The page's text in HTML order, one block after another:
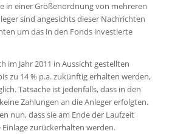
in einer Größenordnung von mehreren
sind angesichts dieser Nachrichten
um das in den Fonds investierte
im Jahr 2011 in Aussicht gestellten
zu 14 % p.a. zukünftig erhalten werden,
Tatsache ist jedenfalls, dass in den
Zahlungen an die Anleger erfolgten.
nun, dass sie am Ende der Laufzeit
zurückerhalten werden.